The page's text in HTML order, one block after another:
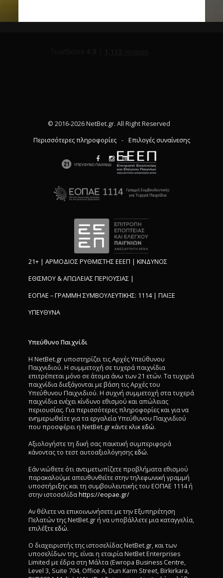
© 2016-2026 NetBet.gr. All Right Reserved
Περισσότερες πληροφορίες
- Επιλογές συναίνεσης
21+ | ΑΡΜΟΔΙΟΣ ΡΥΘΜΙΣΤΗΣ ΕΕΕΠ | ΚΙΝΔΥΝΟΣ
ΕΘΙΣΜΟΥ & ΑΠΩΛΕΙΑΣ ΠΕΡΙΟΥΣΙΑΣ |
ΕΟΠΑΕ – ΓΡΑΜΜΗ ΣΥΜΒΟΥΛΕΥΤΙΚΗΣ: 1114 | ΠΑΙΞΕ
ΥΠΕΥΘΥΝΑ
Υπεύθυνο Παιχνίδι
Η NetBet.gr υποστηρίζει τις Αρχές Υπεύθυνου
Παιχνιδιού. Η συμμετοχή σε τυχερά παιχνίδια
επιτρέπεται μόνο σε άτομα άνω των 21 ετών. Τα τυχερά
παιχνίδια διεξάγονται με βάση τις Αρχές του
Υπεύθυνου Παιχνιδιού. Η συχνή συμμετοχή στα τυχερά
παιχνίδια ενέχει κίνδυνο εθισμού και απώλειας
περιουσίας. Για περισσότερες πληροφορίες και για να
ενημερωθείτε για τα εργαλεία Υπεύθυνου Παιχνιδιού
που προσφέρει η NetBet.gr κάντε κλικ εδώ.
Αξιολογήστε τη δική σας παικτική συμπεριφορά
κάνοντας το τεστ αυτοαξιολόγησης εδώ.
Εάν νιώθετε ότι αντιμετωπίζετε προβλήματα εθισμού
παρακαλούμε απευθυνθείτε στην τηλεφωνική γραμμή
υποστήριξης και τη συμβουλευτικής του ΕΟΠΑΕ 1114 ή
στην ιστοσελίδαhttps://eopae.gr/
Αν θέλετε να επικοινωνήσετε με την Εξυπηρέτηση
Πελατών της NetBet.gr ή να υποβάλλετε μια καταγγελία,
επιλέξτε εδώ.
Ο διαχειριστής της ιστοσελίδας NetBet.gr, και των
υποσελίδων της, είναι η εταιρία NetBet Enterprises
Limited με έδρα στη Μάλτα (Ewropa Business Centre,
Level 3, Suite 704, Office A, Dun Karm Street, Birkirkara,